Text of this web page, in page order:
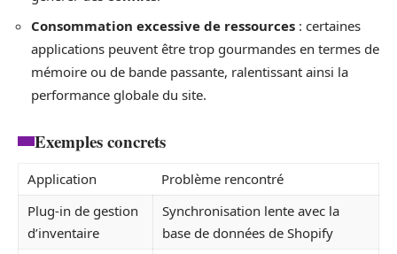
Consommation excessive de ressources : certaines
applications peuvent être trop gourmandes en termes de
mémoire ou de bande passante, ralentissant ainsi la
performance globale du site.
Exemples concrets
Application
Problème rencontré
Plug-in de gestion
d’inventaire
Synchronisation lente avec la
base de données de Shopify